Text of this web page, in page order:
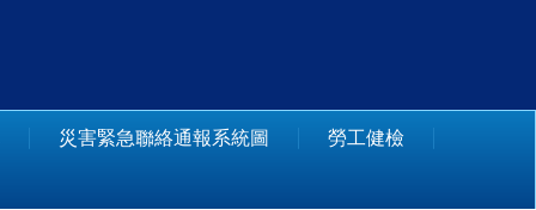
災害緊急聯絡通報系統圖 勞工健檢